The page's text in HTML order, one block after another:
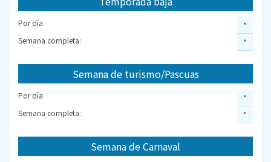
Por día
Semana completa:
*
*
Semana de turismo/Pascuas
Por día
Semana completa:
*
*
Semana de Carnaval